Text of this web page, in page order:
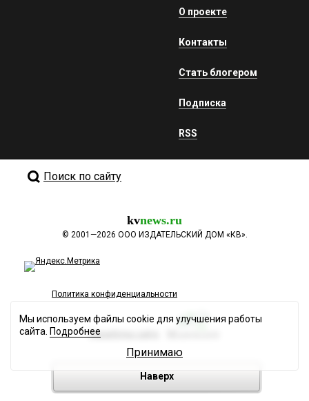
О проекте
Контакты
Стать блогером
Подписка
RSS
Поиск по сайту
kvnews.ru
© 2001—2026 ООО ИЗДАТЕЛЬСКИЙ ДОМ «КВ».
Политика конфиденциальности
Разработка сайта
Наверх
Мы используем файлы cookie для улучшения работы
сайта. Подробнее
Принимаю